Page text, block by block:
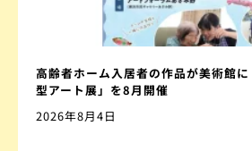
高齢者ホーム入居者の作品が美術館
型アート展」を8月開催
2026年8月4日